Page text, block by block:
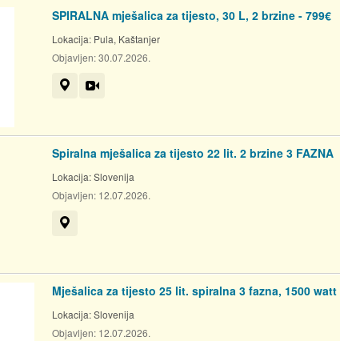
SPIRALNA mješalica za tijesto, 30 L, 2 brzine - 799€
Lokacija: Pula, Kaštanjer
Objavljen:30.07.2026.
Spiralna mješalica za tijesto 22 lit. 2 brzine 3 FAZNA
Lokacija:Slovenija
Objavljen: 12.07.2026.
Mješalica za tijesto 25 lit. spiralna 3 fazna, 1500 watt
Lokacija:Slovenija
Objavljen: 12.07.2026.